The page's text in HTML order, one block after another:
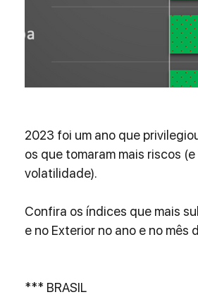
2023 foi um ano que
os que tomaram mais riscos
volatilidade).
Confira os índices que mais
e no Exterior no ano e no mês
*** BRASIL